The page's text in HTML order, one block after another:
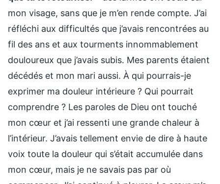
mon visage, sans que je m’en rende compte. J’ai
réfléchi aux difficultés que j’avais rencontrées au
fil des ans et aux tourments innommablement
douloureux que j’avais subis. Mes parents étaient
décédés et mon mari aussi. À qui pourrais-je
exprimer ma douleur intérieure ? Qui pourrait
comprendre ? Les paroles de Dieu ont touché
mon cœur et j’ai ressenti une grande chaleur à
l’intérieur. J’avais tellement envie de dire à haute
voix toute la douleur qui s’était accumulée dans
mon cœur, mais je ne savais pas par où